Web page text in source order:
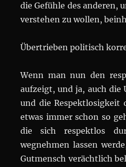
die Gefühle des anderen,
verstehen zu wollen,
Übertrieben politisch
Wenn man nun den
aufzeigt, und ja, auch die
und die
etwas immer schon so
die sich respektlos
wegnehmen lassen
Gutmensch verächtlich